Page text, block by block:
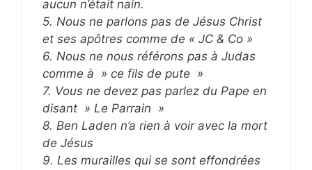
aucun n’était nain.
5. Nous ne parlons pas de Jésus Christ
et ses apôtres comme de « JC & Co »
6. Nous ne nous référons pas à Judas
comme à » ce fils de pute »
7. Vous ne devez pas parlez du Pape en
disant » Le Parrain »
8. Ben Laden n’a rien à voir avec la mort
de Jésus
9. Les murailles qui se sont effondrées